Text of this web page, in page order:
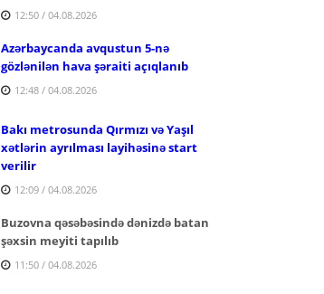
12:50 / 04.08.2026
Azərbaycanda avqustun 5-nə
gözlənilən hava şəraiti açıqlanıb
12:48 / 04.08.2026
Bakı metrosunda Qırmızı və Yaşıl
xətlərin ayrılması layihəsinə start
verilir
12:09 / 04.08.2026
Buzovna qəsəbəsində dənizdə batan
şəxsin meyiti tapılıb
11:50 / 04.08.2026